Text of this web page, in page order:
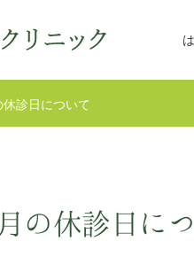
診日について
の休診日に